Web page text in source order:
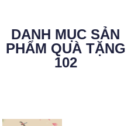
DANH MỤC SẢN
PHẨM QUÀ TẶNG
102